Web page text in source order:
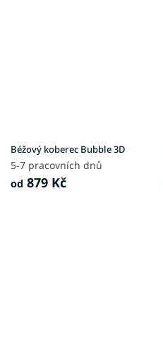
Béžový koberec Bubble 3D
5-7 pracovních dnů
od 879 Kč